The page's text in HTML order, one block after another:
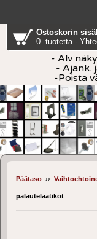
Ostoskorin
0 tuotetta -
- Alv
- Ajank.
-Poista
Päätaso ››
palautelaatikot